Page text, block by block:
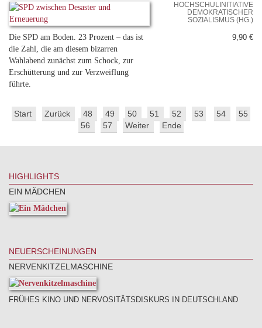
Die SPD am Boden. 23 Prozent – das ist
die Zahl, die am diesem bizarren
Wahlabend zunächst zum Schock, zur
Erschütterung und zur Verzweiflung
führte.
HOCHSCHULINITIATIVE
DEMOKRATISCHER
SOZIALISMUS (HG.)
9,90 €
Start Zurück 48 49 50 51 52 53 54
55
56
57 Weiter Ende
HIGHLIGHTS
EIN MÄDCHEN
NEUERSCHEINUNGEN
NERVENKITZELMASCHINE
FRÜHES KINO UND NERVOSITÄTSDISKURS IN DEUTSCHLAND